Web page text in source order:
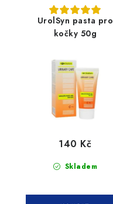
UrolSyn pasta pro
kočky 50g
Skladem
140 Kč